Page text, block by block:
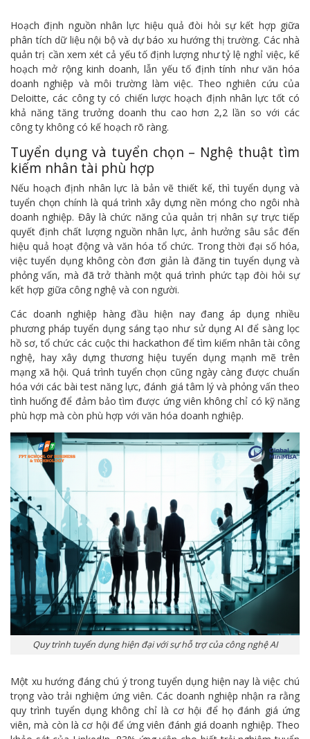
Hoạch định nguồn nhân lực hiệu quả đòi hỏi sự kết hợp giữa
phân tích dữ liệu nội bộ và dự báo xu hướng thị trường. Các nhà
quản trị cần xem xét cả yếu tố định lượng như tỷ lệ nghỉ việc, kế
hoạch mở rộng kinh doanh, lẫn yếu tố định tính như văn hóa
doanh nghiệp và môi trường làm việc. Theo nghiên cứu của
Deloitte, các công ty có chiến lược hoạch định nhân lực tốt có
khả năng tăng trưởng doanh thu cao hơn 2,2 lần so với các
công ty không có kế hoạch rõ ràng.
Tuyển dụng và tuyển chọn – Nghệ thuật tìm
kiếm nhân tài phù hợp
Nếu hoạch định nhân lực là bản vẽ thiết kế, thì tuyển dụng và
tuyển chọn chính là quá trình xây dựng nền móng cho ngôi nhà
doanh nghiệp. Đây là chức năng của quản trị nhân sự trực tiếp
quyết định chất lượng nguồn nhân lực, ảnh hưởng sâu sắc đến
hiệu quả hoạt động và văn hóa tổ chức. Trong thời đại số hóa,
việc tuyển dụng không còn đơn giản là đăng tin tuyển dụng và
phỏng vấn, mà đã trở thành một quá trình phức tạp đòi hỏi sự
kết hợp giữa công nghệ và con người.
Các doanh nghiệp hàng đầu hiện nay đang áp dụng nhiều
phương pháp tuyển dụng sáng tạo như sử dụng AI để sàng lọc
hồ sơ, tổ chức các cuộc thi hackathon để tìm kiếm nhân tài công
nghệ, hay xây dựng thương hiệu tuyển dụng mạnh mẽ trên
mạng xã hội. Quá trình tuyển chọn cũng ngày càng được chuẩn
hóa với các bài test năng lực, đánh giá tâm lý và phỏng vấn theo
tình huống để đảm bảo tìm được ứng viên không chỉ có kỹ năng
phù hợp mà còn phù hợp với văn hóa doanh nghiệp.
Quy trình tuyển dụng hiện đại với sự hỗ trợ của công nghệ AI
Một xu hướng đáng chú ý trong tuyển dụng hiện nay là việc chú
trọng vào trải nghiệm ứng viên. Các doanh nghiệp nhận ra rằng
quy trình tuyển dụng không chỉ là cơ hội để họ đánh giá ứng
viên, mà còn là cơ hội để ứng viên đánh giá doanh nghiệp. Theo